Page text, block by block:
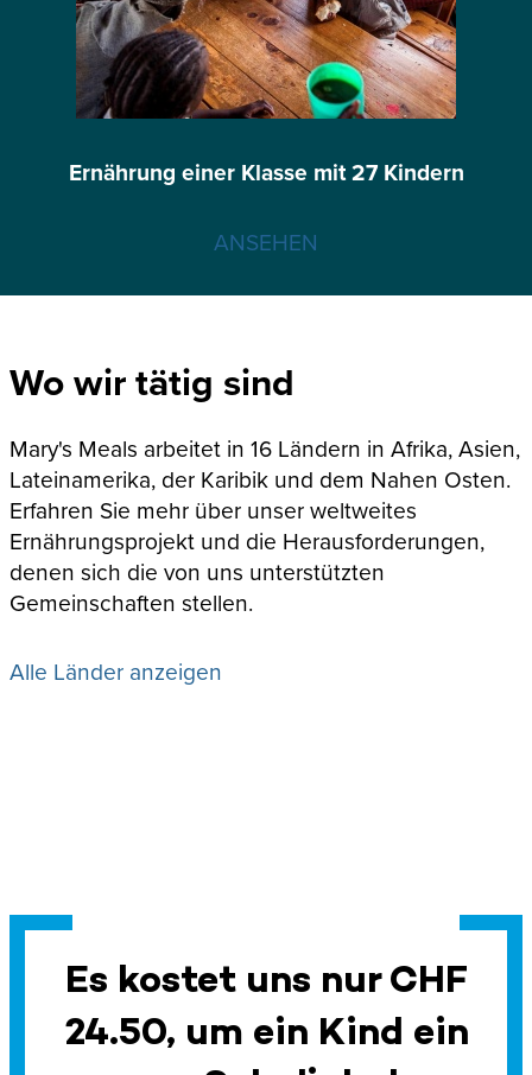
Ernährung einer Klasse mit 27 Kindern
ANSEHEN
Wo wir tätig sind
Mary's Meals arbeitet in 16 Ländern in Afrika, Asien,
Lateinamerika, der Karibik und dem Nahen Osten.
Erfahren Sie mehr über unser weltweites
Ernährungsprojekt und die Herausforderungen,
denen sich die von uns unterstützten
Gemeinschaften stellen.
Alle Länder anzeigen
Es kostet uns nur CHF
24.50, um ein Kind ein